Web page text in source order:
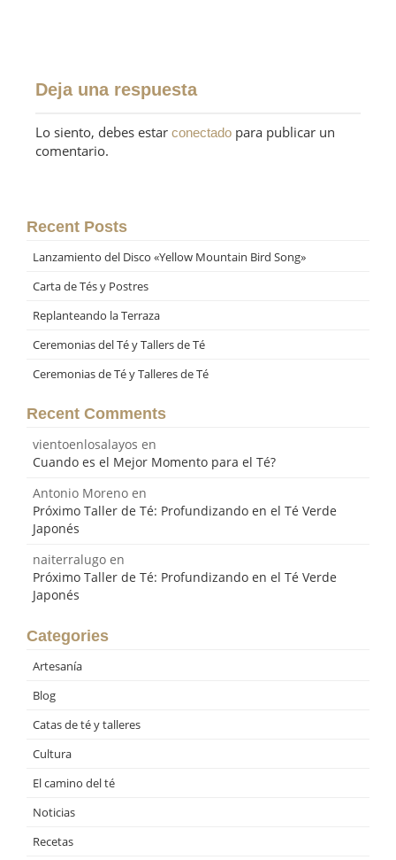
Deja una respuesta
Lo siento, debes estar conectado para publicar un
comentario.
Recent Posts
Lanzamiento del Disco «Yellow Mountain Bird Song»
Carta de Tés y Postres
Replanteando la Terraza
Ceremonias del Té y Tallers de Té
Ceremonias de Té y Talleres de Té
Recent Comments
vientoenlosalayos en
Cuando es el Mejor Momento para el Té?
Antonio Moreno en
Próximo Taller de Té: Profundizando en el Té Verde
Japonés
naiterralugo en
Próximo Taller de Té: Profundizando en el Té Verde
Japonés
Categories
Artesanía
Blog
Catas de té y talleres
Cultura
El camino del té
Noticias
Recetas